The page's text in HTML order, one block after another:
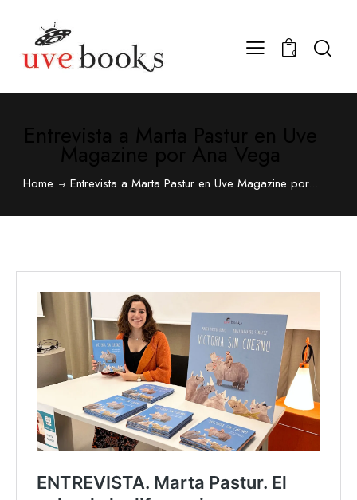
0
Home Entrevista a Marta Pastur en Uve Magazine por...